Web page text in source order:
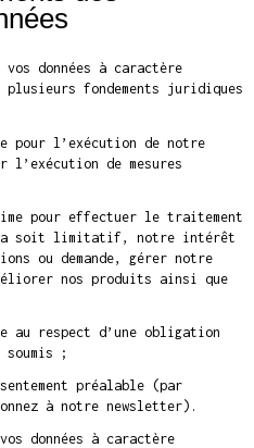
données à caractère
fondements juridiques
pour l’exécution de notre
de mesures
pour effectuer le traitement
soit limitatif, notre intérêt
ou demande, gérer notre
nos produits ainsi que
au respect d’une obligation
soumis ;
préalable (par
à notre newsletter).
données à caractère